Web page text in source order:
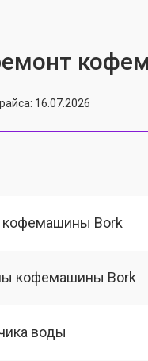
16.07.2026
кофемашины Bork
кофемашины Bork
воды